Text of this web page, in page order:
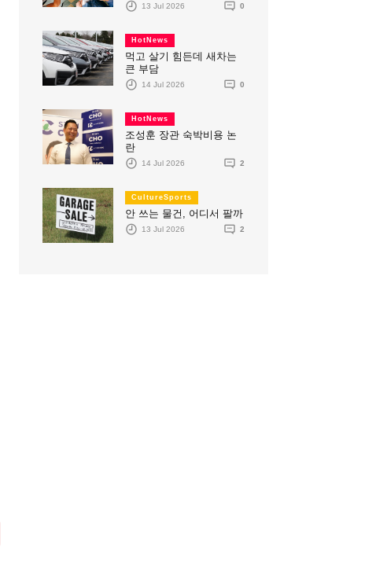
13 Jul 2026 0
HotNews
먹고 살기 힘든데 새차는
큰 부담
14 Jul 2026 0
HotNews
조성훈 장관 숙박비용 논
란
14 Jul 2026 2
CultureSports
안 쓰는 물건, 어디서 팔까
13 Jul 2026 2